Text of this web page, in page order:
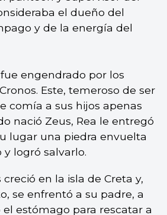
el dueño del
y de la energía del
fue engendrado por los
Este, temeroso de ser
comía a sus hijos apenas
nació Zeus, Rea le entregó
lugar una piedra envuelta
logró salvarlo.
creció en la isla de Creta y,
se enfrentó a su padre, a
estómago para rescatar a